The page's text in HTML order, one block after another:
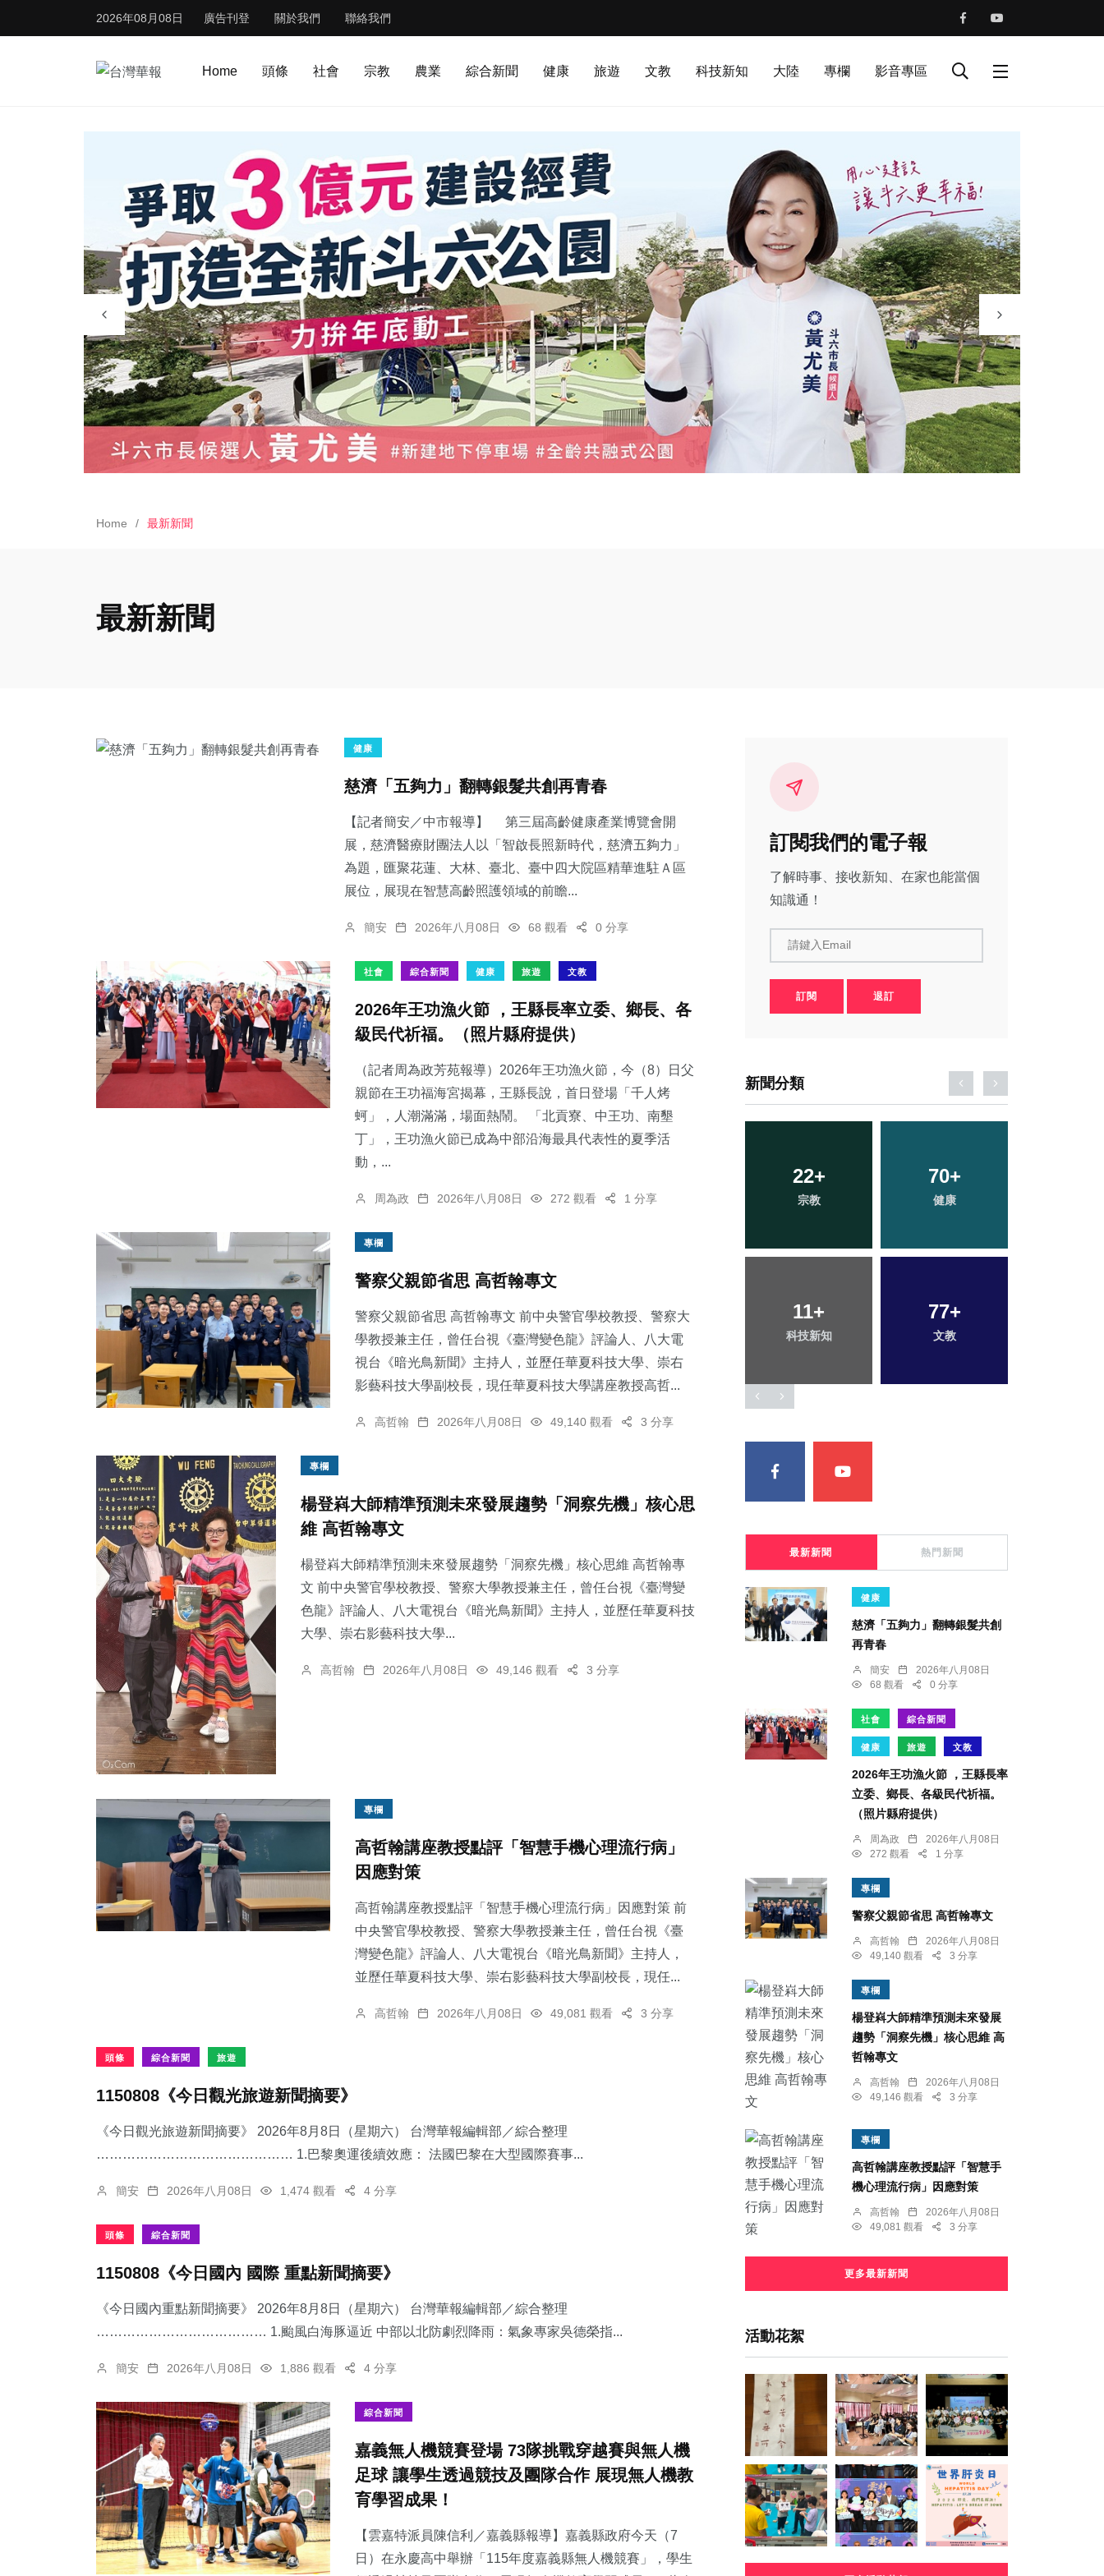
2026年08月08日 廣告刊登 關於我們 聯絡我們
Home 頭條 社會 宗教 農業 綜合新聞 健康 旅遊 文教 科技新知 大陸 專欄 影音專區
Home 最新新聞
最新新聞
健康
慈濟「五夠力」翻轉銀髮共創再青春
【記者簡安／中市報導】 第三屆高齡健康產業博覽會開
展，慈濟醫療財團法人以「智啟長照新時代，慈濟五夠力」
為題，匯聚花蓮、大林、臺北、臺中四大院區精華進駐Ａ區
展位，展現在智慧高齡照護領域的前瞻...
簡安 2026年八月08日 68 觀看 0 分享
社會 綜合新聞 健康 旅遊 文教
2026年王功漁火節 ，王縣長率立委、鄉長、各
級民代祈福。（照片縣府提供）
（記者周為政芳苑報導）2026年王功漁火節，今（8）日父
親節在王功福海宮揭幕，王縣長說，首日登場「千人烤
蚵」，人潮滿滿，場面熱鬧。 「北貢寮、中王功、南墾
丁」，王功漁火節已成為中部沿海最具代表性的夏季活
動，...
周為政 2026年八月08日 272 觀看 1 分享
專欄
警察父親節省思 高哲翰專文
警察父親節省思 高哲翰專文 前中央警官學校教授、警察大
學教授兼主任，曾任台視《臺灣變色龍》評論人、八大電
視台《暗光鳥新聞》主持人，並歷任華夏科技大學、崇右
影藝科技大學副校長，現任華夏科技大學講座教授高哲...
高哲翰 2026年八月08日 49,140 觀看 3 分享
專欄
楊登嵙大師精準預測未來發展趨勢「洞察先機」核心思
維 高哲翰專文
楊登嵙大師精準預測未來發展趨勢「洞察先機」核心思維 高哲翰專
文 前中央警官學校教授、警察大學教授兼主任，曾任台視《臺灣變
色龍》評論人、八大電視台《暗光鳥新聞》主持人，並歷任華夏科技
大學、崇右影藝科技大學...
高哲翰 2026年八月08日 49,146 觀看 3 分享
專欄
高哲翰講座教授點評「智慧手機心理流行病」
因應對策
高哲翰講座教授點評「智慧手機心理流行病」因應對策 前
中央警官學校教授、警察大學教授兼主任，曾任台視《臺
灣變色龍》評論人、八大電視台《暗光鳥新聞》主持人，
並歷任華夏科技大學、崇右影藝科技大學副校長，現任...
高哲翰 2026年八月08日 49,081 觀看 3 分享
頭條 綜合新聞 旅遊
1150808《今日觀光旅遊新聞摘要》
《今日觀光旅遊新聞摘要》 2026年8月8日（星期六） 台灣華報編輯部／綜合整理
……………………………………… 1.​巴黎奧運後續效應： 法國巴黎在大型國際賽事...
簡安 2026年八月08日 1,474 觀看 4 分享
頭條 綜合新聞
1150808《今日國內 國際 重點新聞摘要》
《今日國內重點新聞摘要》 2026年8月8日（星期六） 台灣華報編輯部／綜合整理
………………………………… 1.颱風白海豚逼近 中部以北防劇烈降雨：​氣象專家吳德榮指...
簡安 2026年八月08日 1,886 觀看 4 分享
綜合新聞
嘉義無人機競賽登場 73隊挑戰穿越賽與無人機
足球 讓學生透過競技及團隊合作 展現無人機教
育學習成果！
【雲嘉特派員陳信利／嘉義縣報導】嘉義縣政府今天（7
日）在永慶高中舉辦「115年度嘉義縣無人機競賽」，學生
訂閱我們的電子報
了解時事、接收新知、在家也能當個
知識通！
請鍵入Email
訂閱 退訂
新聞分類
0+
大陸
綜合新聞
131+
社會
宗教
11+
科技新知
77+
文教
38+
專欄
24+
農業
16+
頭條
0+
大陸
最新新聞 熱門新聞
健康
慈濟「五夠力」翻轉銀髮共創
再青春
簡安
2026年八月08日
68 觀看
0 分享
社會 綜合新聞
健康 旅遊 文教
2026年王功漁火節 ，王縣長率
立委、鄉長、各級民代祈福。
（照片縣府提供）
周為政
2026年八月08日
272 觀看
1 分享
專欄
警察父親節省思 高哲翰專文
高哲翰
2026年八月08日
49,140 觀看
3 分享
專欄
楊登嵙大師精準預測未來發展
趨勢「洞察先機」核心思維 高
哲翰專文
高哲翰
2026年八月08日
49,146 觀看
3 分享
專欄
高哲翰講座教授點評「智慧手
機心理流行病」因應對策
高哲翰
2026年八月08日
49,081 觀看
3 分享
更多最新新聞
活動花絮